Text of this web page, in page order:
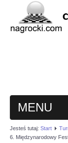
MENU
HOME
Jesteś tutaj: Start
6. Międzynarodowy